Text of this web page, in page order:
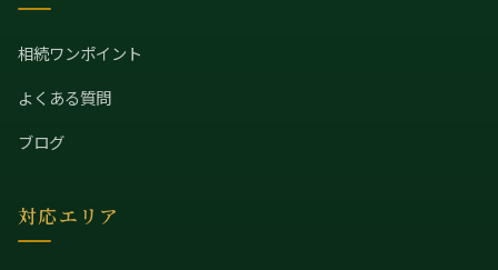
相続ワンポイント
よくある質問
ブログ
対応エリア